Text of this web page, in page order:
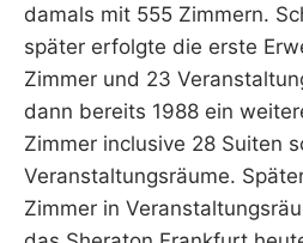
damals mit 555 Zimmern.
später erfolgte die erste
Zimmer und 23
dann bereits 1988 ein
Zimmer inclusive 28 Suiten
Veranstaltungsräume.
Zimmer in